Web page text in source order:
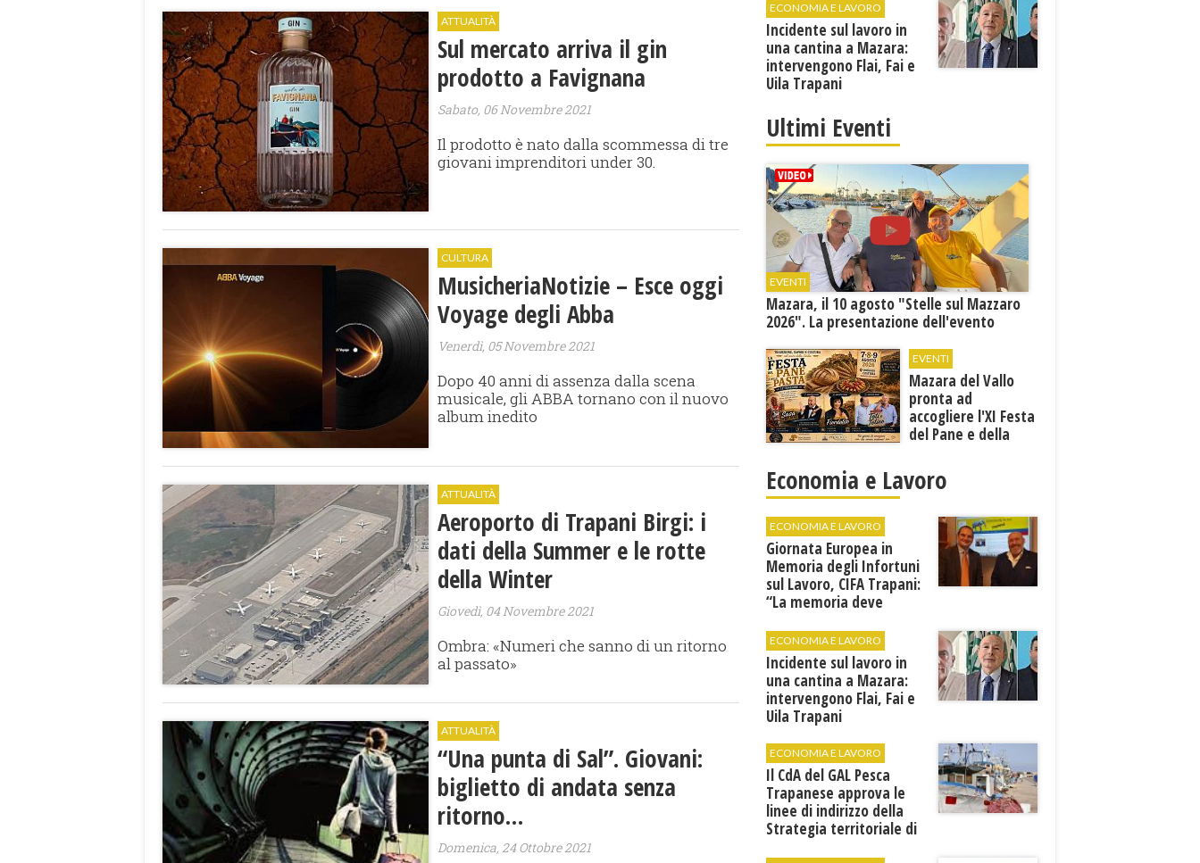
ATTUALITÀ
Sul mercato arriva il gin
prodotto a Favignana
Sabato, 06 Novembre 2021
Il prodotto è nato dalla scommessa di tre
giovani imprenditori under 30.
CULTURA
​MusicheriaNotizie – Esce oggi
Voyage degli Abba
Venerdì, 05 Novembre 2021
Dopo 40 anni di assenza dalla scena
musicale, gli ABBA tornano con il nuovo
album inedito
ATTUALITÀ
Aeroporto di Trapani Birgi: i
dati della Summer e le rotte
della Winter
Giovedì, 04 Novembre 2021
Ombra: «Numeri che sanno di un ritorno
al passato»
ATTUALITÀ
“Una punta di Sal”. Giovani:
biglietto di andata senza
ritorno…
Domenica, 24 Ottobre 2021
ECONOMIA E LAVORO
Incidente sul lavoro in
una cantina a Mazara:
intervengono Flai, Fai e
Uila Trapani
Ultimi Eventi
EVENTI
Mazara, il 10 agosto "Stelle sul Mazzaro
2026". La presentazione dell'evento
EVENTI
Mazara del Vallo
pronta ad
accogliere l'XI Festa
del Pane e della
Economia e Lavoro
ECONOMIA E LAVORO
Giornata Europea in
Memoria degli Infortuni
sul Lavoro, CIFA Trapani:
“La memoria deve
ECONOMIA E LAVORO
Incidente sul lavoro in
una cantina a Mazara:
intervengono Flai, Fai e
Uila Trapani
ECONOMIA E LAVORO
Il CdA del GAL Pesca
Trapanese approva le
linee di indirizzo della
Strategia territoriale di